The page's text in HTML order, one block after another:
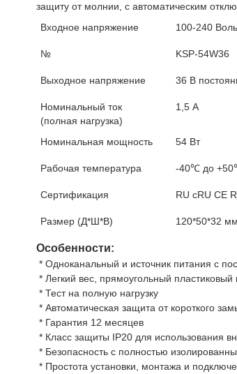
защиту от молнии, с автоматическим
Входное напряжение
100-240
№ KSP-54W36
Выходное напряжение 36 В
Номинальный ток
(полная нагрузка)
1,5 А
Номинальная мощность 54 Вт
Рабочая температура -40℃ до
Сертификация RU cRU CE
Размер (Д*Ш*В) 120*50*32
Особенности:
* Одноканальный и источник питания с
* Легкий вес, прямоугольный пластиковый
* Тест на полную нагрузку
* Автоматическая защита от короткого
* Гарантия 12 месяцев
* Класс защиты IP20 для использования
* Безопасность с полностью
* Простота установки, монтажа и